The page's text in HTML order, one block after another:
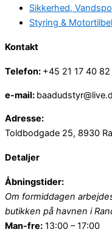
Sikkerhed,
Styring &
Kontakt
Telefon: +45 21 17 40 82
e-mail:
Adresse:
Toldbodgade 25, 8930
Detaljer
Åbningstider:
Om formiddagen
butikken på havnen i
Man-fre: 13:00 – 17:00